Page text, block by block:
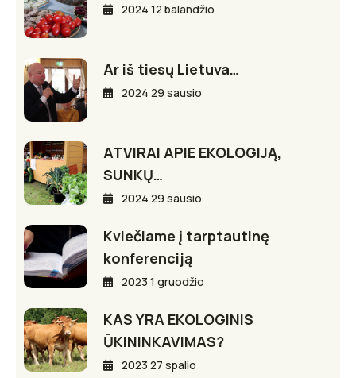
2024 12 balandžio
Ar iš tiesų Lietuva…
2024 29 sausio
ATVIRAI APIE EKOLOGIJĄ,
SUNKŲ…
2024 29 sausio
Kviečiame į tarptautinę
konferenciją
2023 1 gruodžio
KAS YRA EKOLOGINIS
ŪKININKAVIMAS?
2023 27 spalio